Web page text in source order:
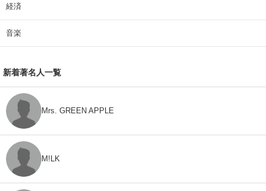
経済
音楽
新着著名人一覧
Mrs. GREEN APPLE
M!LK